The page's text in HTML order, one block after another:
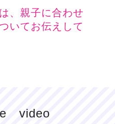
、親子に合わせ
いてお伝えして
video